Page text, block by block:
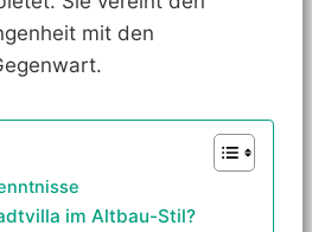
mit den
im Altbau-Stil?